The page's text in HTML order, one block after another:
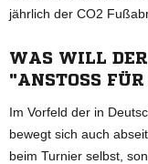
jährlich der CO2
WAS WILL
"ANSTOSS
Im Vorfeld der in
bewegt sich auch
beim Turnier selbst,